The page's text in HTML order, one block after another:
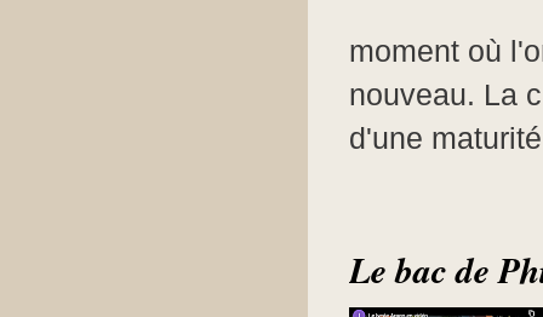
moment où
nouveau. La
d'une
Le bac de